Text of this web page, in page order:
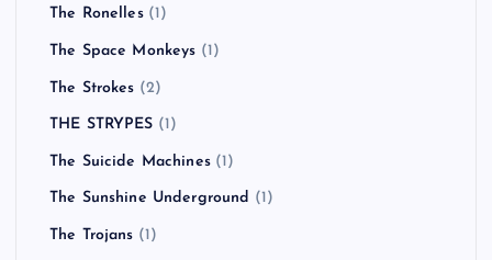
The Ronelles(1)
The Space Monkeys (1)
The Strokes (2)
THE STRYPES (1)
The Suicide Machines(1)
The Sunshine Underground (1)
The Trojans (1)